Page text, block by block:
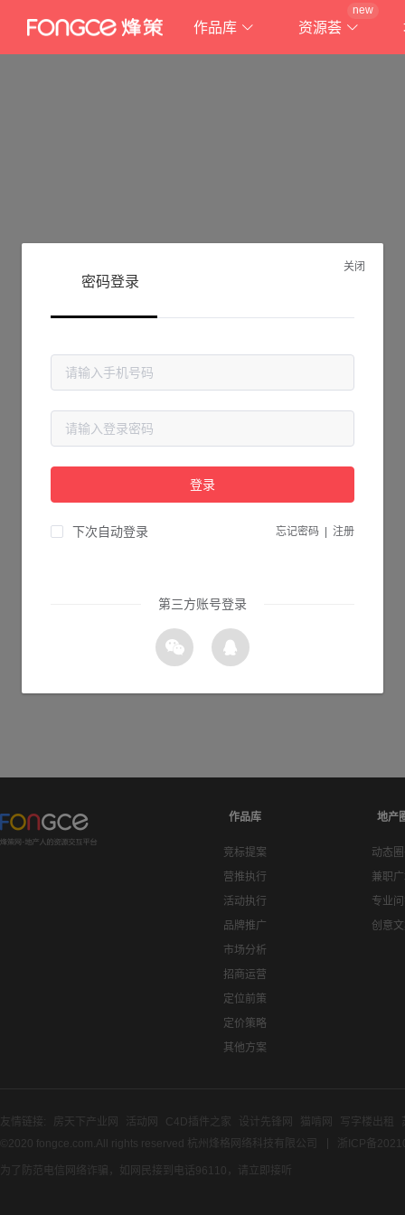
作品库 资源荟
new
抱歉!
请检查您输入的网址是否正确，或点击下面的按钮返回首页。
作品库
竞标提案
营推执行
活动执行
品牌推广
市场分析
招商运营
定位前策
定价策略
其他方案
地产
动态
兼职
专业
创意
友情链接: 房天下产业网 活动网 C4D插件之家 设计先锋网 猫啃网 写字楼出租
©2020 fongce.com.All rights reserved 杭州烽格网络科技有限公司
浙ICP备
为了防范电信网络诈骗，如网民接到电话96110，请立即接听
关闭
密码登录
登录
下次自动登录 忘记密码 注册
第三方账号登录